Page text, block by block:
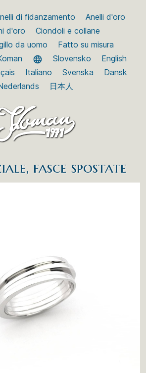
di fidanzamento
Anelli d'oro
d'oro
Ciondoli e collane
da uomo
Fatto su misura
Slovensko
English
Italiano Svenska
Dansk
日本人
fasce spostate